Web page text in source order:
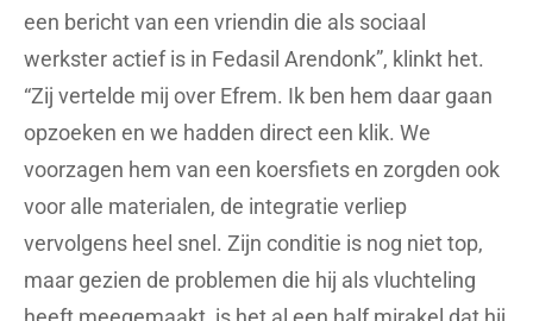
een bericht van een vriendin die als sociaal
werkster actief is in Fedasil Arendonk”, klinkt het.
“Zij vertelde mij over Efrem. Ik ben hem daar gaan
opzoeken en we hadden direct een klik. We
voorzagen hem van een koersfiets en zorgden ook
voor alle materialen, de integratie verliep
vervolgens heel snel. Zijn conditie is nog niet top,
maar gezien de problemen die hij als vluchteling